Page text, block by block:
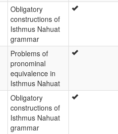
Obligatory
constructions of
Isthmus Nahuat
grammar
Problems of
pronominal
equivalence in
Isthmus Nahuat
Obligatory
constructions of
Isthmus Nahuat
grammar